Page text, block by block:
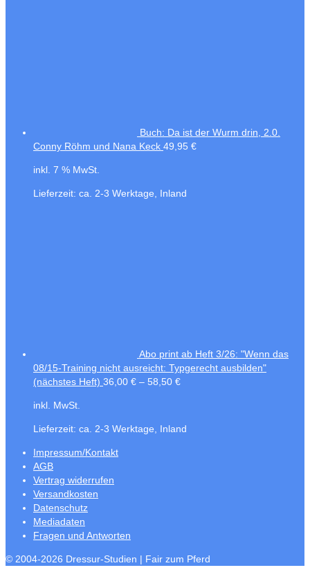
Buch: Da ist der Wurm drin, 2.0.
Conny Röhm und Nana Keck 49,95 €
inkl. 7 % MwSt.
Lieferzeit: ca. 2-3 Werktage, Inland
Abo print ab Heft 3/26: "Wenn das
08/15-Training nicht ausreicht: Typgerecht ausbilden"
(nächstes Heft) 36,00 € – 58,50 €
inkl. MwSt.
Lieferzeit: ca. 2-3 Werktage, Inland
Impressum/Kontakt
AGB
Vertrag widerrufen
Versandkosten
Datenschutz
Mediadaten
Fragen und Antworten
© 2004-2026 Dressur-Studien | Fair zum Pferd